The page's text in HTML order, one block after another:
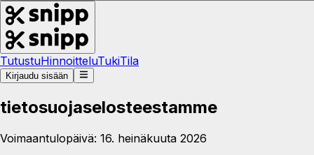
TutustuHinnoitteluTukiTila
Kirjaudu sisään
tietosuojaselosteestamme
Voimaantulopäivä: 16. heinäkuuta 2026